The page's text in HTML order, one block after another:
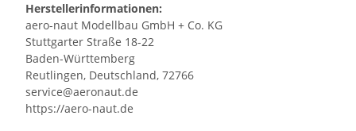
Herstellerinformationen:
aero-naut Modellbau GmbH + Co. KG
Stuttgarter Straße 18-22
Baden-Württemberg
Reutlingen, Deutschland, 72766
service@aeronaut.de
https://aero-naut.de